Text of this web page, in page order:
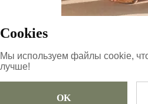
Cookies
Мы используем файлы cookie,
лучше!
OK
Размер